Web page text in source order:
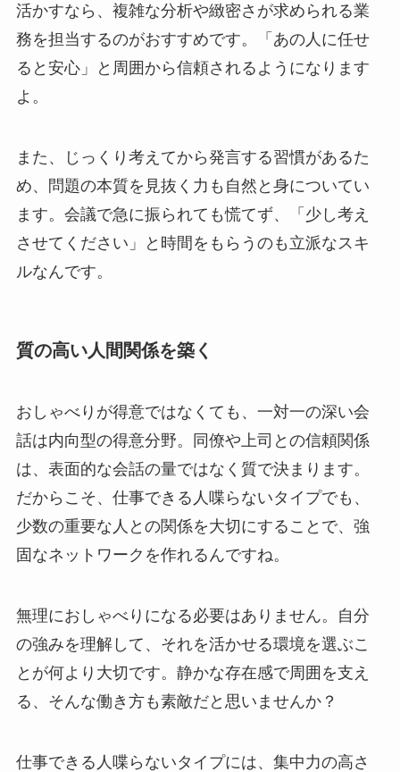
活かすなら、複雑な分析や緻密さが求められる業
務を担当するのがおすすめです。「あの人に任せ
ると安心」と周囲から信頼されるようになります
よ。
また、じっくり考えてから発言する習慣があるた
め、問題の本質を見抜く力も自然と身についてい
ます。会議で急に振られても慌てず、「少し考え
させてください」と時間をもらうのも立派なスキ
ルなんです。
質の高い人間関係を築く
おしゃべりが得意ではなくても、一対一の深い会
話は内向型の得意分野。同僚や上司との信頼関係
は、表面的な会話の量ではなく質で決まります。
だからこそ、仕事できる人喋らないタイプでも、
少数の重要な人との関係を大切にすることで、強
固なネットワークを作れるんですね。
無理におしゃべりになる必要はありません。自分
の強みを理解して、それを活かせる環境を選ぶこ
とが何より大切です。静かな存在感で周囲を支え
る、そんな働き方も素敵だと思いませんか？
仕事できる人喋らないタイプには、集中力の高さ